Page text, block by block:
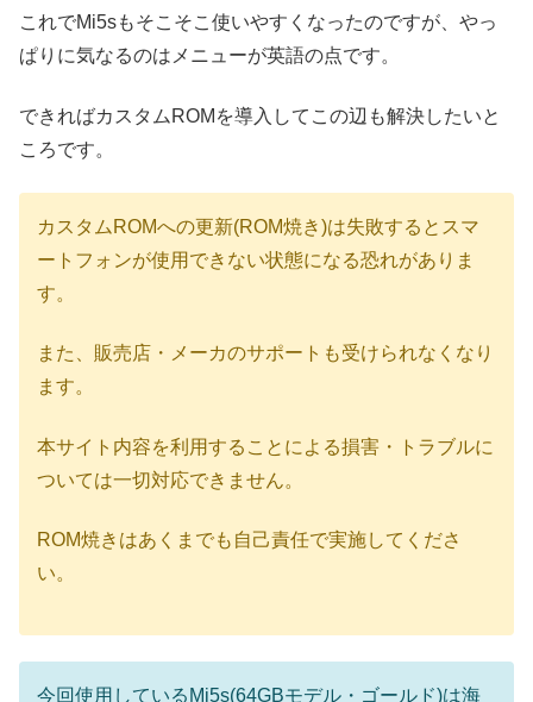
これでMi5sもそこそこ使いやすくなったのですが、やっ
ぱりに気なるのはメニューが英語の点です。
できればカスタムROMを導入してこの辺も解決したいと
ころです。
カスタムROMへの更新(ROM焼き)は失敗するとスマ
ートフォンが使用できない状態になる恐れがありま
す。
また、販売店・メーカのサポートも受けられなくなり
ます。
本サイト内容を利用することによる損害・トラブルに
ついては一切対応できません。
ROM焼きはあくまでも自己責任で実施してくださ
い。
今回使用しているMi5s(64GBモデル・ゴールド)は海